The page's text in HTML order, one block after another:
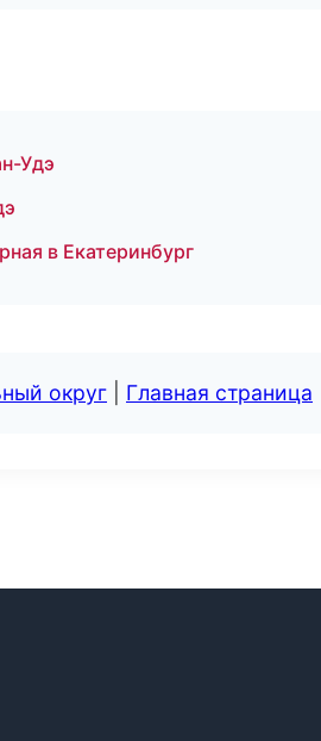
Удэ
в Екатеринбург
округ Главная страница